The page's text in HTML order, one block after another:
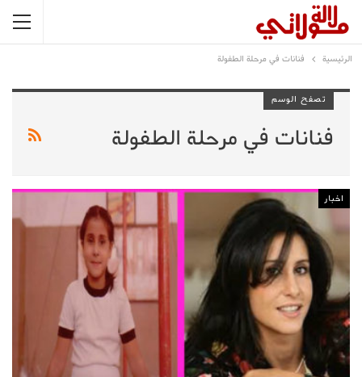
الرئيسية فنانات في مرحلة الطفولة
تصفح الوسم
فنانات في مرحلة الطفولة
اخبار